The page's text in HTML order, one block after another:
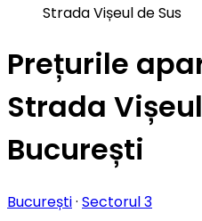
Strada Vișeul de Sus
Prețurile
Strada
București
București· Sectorul 3